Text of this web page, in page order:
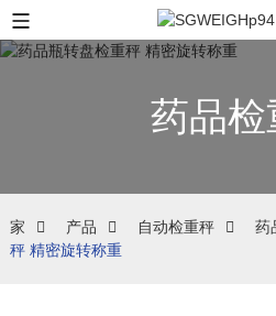
药品检
家 产品 自动检重秤 药
秤 精密旋转称重